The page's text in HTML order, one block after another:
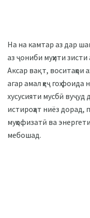
На на камтар аз дар
аз ҷониби муҳити
Аксар вақт,
агар амал ҳеҷ гоҳ
хусусияти мусбӣ вуҷуд
истироҳат ниёз дорад,
муҳофизатӣ ва
мебошад.